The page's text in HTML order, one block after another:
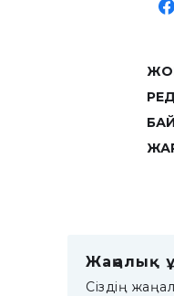
Жаңалық
Сіздің